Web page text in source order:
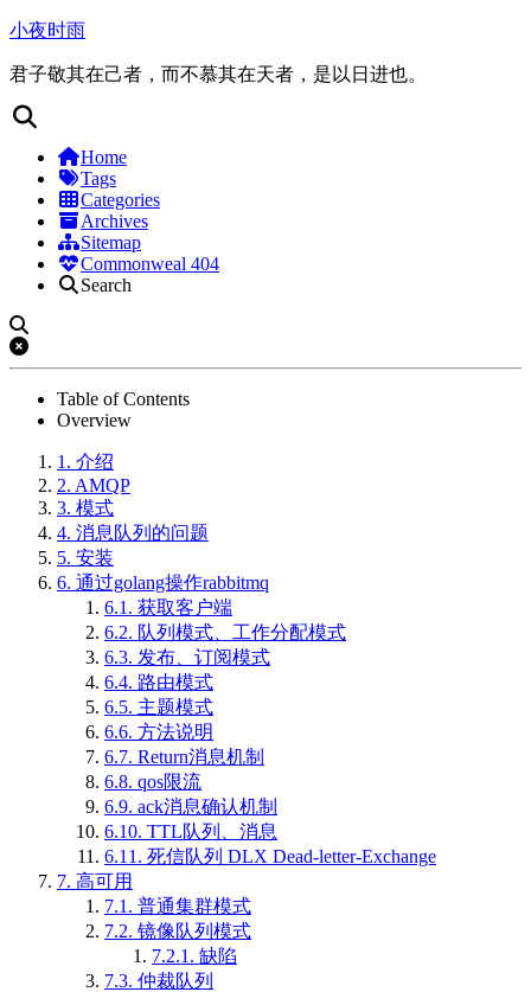
小夜时雨
君子敬其在己者，而不慕其在天者，是以日进也。
Home
Tags
Categories
Archives
Sitemap
Commonweal 404
Search
Table of Contents
Overview
1. 介绍
2. AMQP
3. 模式
4. 消息队列的问题
5. 安装
6. 通过golang操作rabbitmq
6.1. 获取客户端
6.2. 队列模式、工作分配模式
6.3. 发布、订阅模式
6.4. 路由模式
6.5. 主题模式
6.6. 方法说明
6.7. Return消息机制
6.8. qos限流
6.9. ack消息确认机制
6.10. TTL队列、消息
6.11. 死信队列 DLX Dead-letter-Exchange
7. 高可用
7.1. 普通集群模式
7.2. 镜像队列模式
7.2.1. 缺陷
7.3. 仲裁队列